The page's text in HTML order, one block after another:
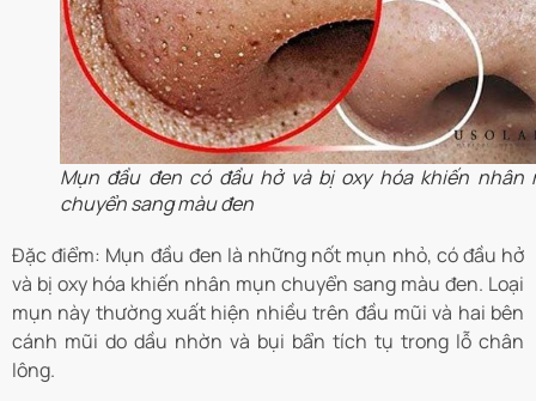
Mụn đầu đen có đầu hở và bị oxy hóa khiến nhân
chuyển sang màu đen
Đặc điểm: Mụn đầu đen là những nốt mụn nhỏ, có đầu hở
và bị oxy hóa khiến nhân mụn chuyển sang màu đen. Loại
mụn này thường xuất hiện nhiều trên đầu mũi và hai bên
cánh mũi do dầu nhờn và bụi bẩn tích tụ trong lỗ chân
lông.